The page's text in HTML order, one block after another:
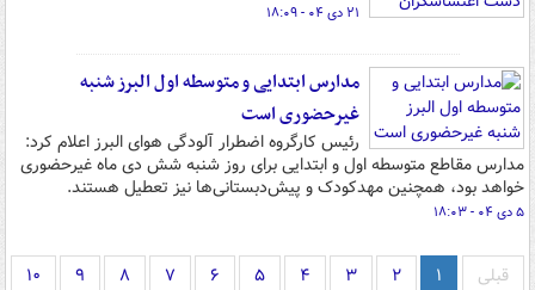
۲۱ دی ۰۴ - ۱۸:۰۹
مدارس ابتدایی و متوسطه اول البرز شنبه
غیرحضوری است
رئیس کارگروه اضطرار آلودگی هوای البرز اعلام کرد:
مدارس مقاطع متوسطه اول و ابتدایی برای روز شنبه شش دی ماه غیرحضوری
خواهد بود، همچنین مهدکودک و پیش‌دبستانی‌ها نیز تعطیل هستند.
۵ دی ۰۴ - ۱۸:۰۳
قبلی ۱ ۲ ۳ ۴ ۵ ۶ ۷ ۸ ۹ ۱۰